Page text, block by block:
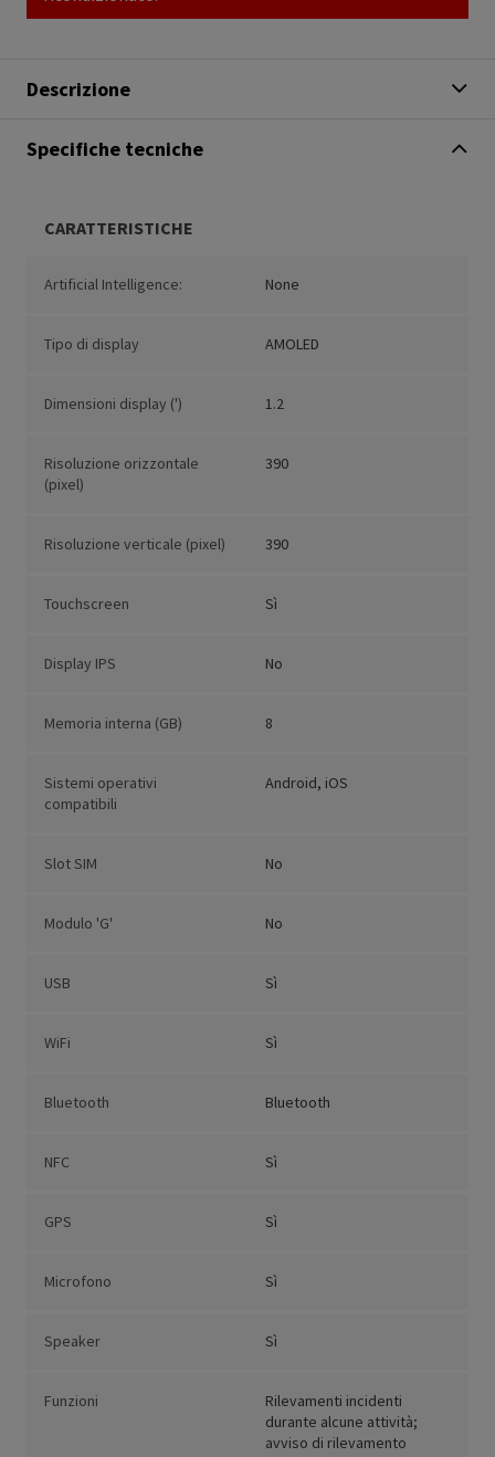
Descrizione
Specifiche tecniche
CARATTERISTICHE
Artificial Intelligence: None
Tipo di display AMOLED
Dimensioni display (') 1.2
Risoluzione orizzontale
(pixel)
390
Risoluzione verticale (pixel) 390
Touchscreen Sì
Display IPS No
Memoria interna (GB) 8
Sistemi operativi
compatibili
Android, iOS
Slot SIM No
Modulo 'G' No
USB Sì
WiFi Sì
Bluetooth Bluetooth
NFC Sì
GPS Sì
Microfono Sì
Speaker Sì
Funzioni
Rilevamenti incidenti
durante alcune attività;
avviso di rilevamento